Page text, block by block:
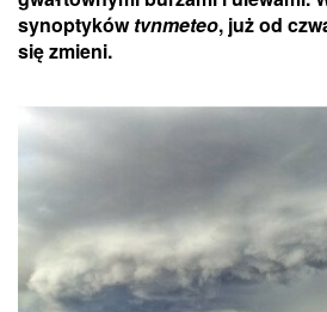
synoptykówtvnmeteo, już od
się zmieni.